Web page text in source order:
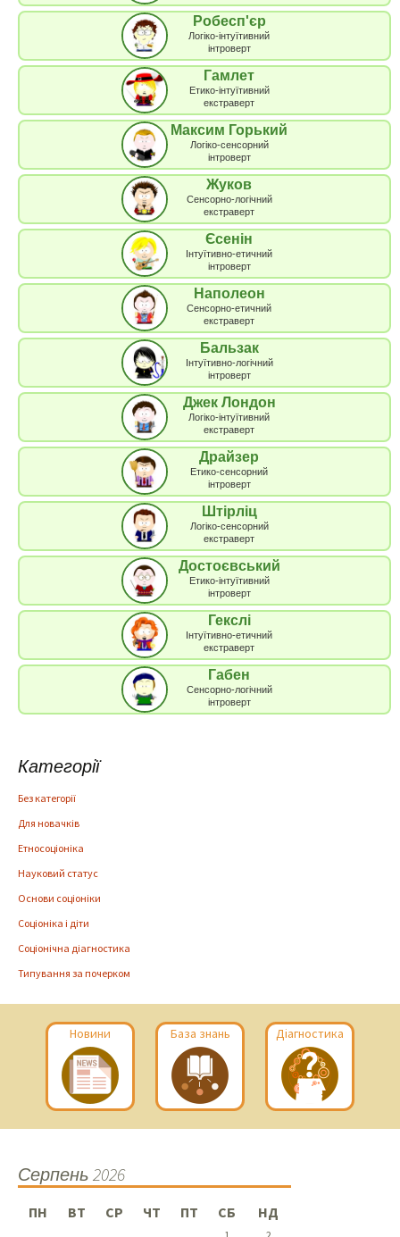
Робесп'єр
Логіко-інтуїтивний
інтроверт
Гамлет
Етико-інтуїтивний
екстраверт
Максим Горький
Логіко-сенсорний
інтроверт
Жуков
Сенсорно-логічний
екстраверт
Єсенін
Інтуїтивно-етичний
інтроверт
Наполеон
Сенсорно-етичний
екстраверт
Бальзак
Інтуїтивно-логічний
інтроверт
Джек Лондон
Логіко-інтуїтивний
екстраверт
Драйзер
Етико-сенсорний
інтроверт
Штірліц
Логіко-сенсорний
екстраверт
Достоєвський
Етико-інтуїтивний
інтроверт
Гекслі
Інтуїтивно-етичний
екстраверт
Габен
Сенсорно-логічний
інтроверт
Категорії
Без категорії
Для новачків
Етносоціоніка
Науковий статус
Основи соціоніки
Соціоніка і діти
Соціонічна діагностика
Типування за почерком
Новини База знань Діагностика
Серпень 2026
ПН ВТ СР ЧТ ПТ СБ НД